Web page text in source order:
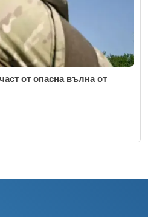
от опасна вълна от